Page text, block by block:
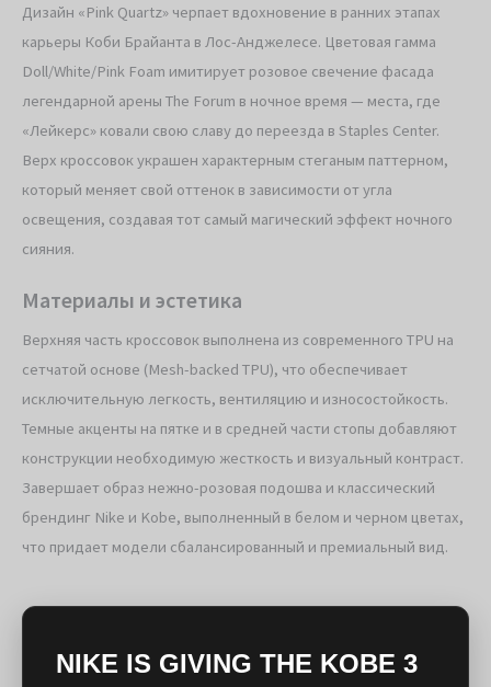
Дизайн «Pink Quartz» черпает вдохновение в ранних этапах
карьеры Коби Брайанта в Лос-Анджелесе. Цветовая гамма
Doll/White/Pink Foam имитирует розовое свечение фасада
легендарной арены The Forum в ночное время — места, где
«Лейкерс» ковали свою славу до переезда в Staples Center.
Верх кроссовок украшен характерным стеганым паттерном,
который меняет свой оттенок в зависимости от угла
освещения, создавая тот самый магический эффект ночного
сияния.
Материалы и эстетика
Верхняя часть кроссовок выполнена из современного TPU на
сетчатой основе (Mesh-backed TPU), что обеспечивает
исключительную легкость, вентиляцию и износостойкость.
Темные акценты на пятке и в средней части стопы добавляют
конструкции необходимую жесткость и визуальный контраст.
Завершает образ нежно-розовая подошва и классический
брендинг Nike и Kobe, выполненный в белом и черном цветах,
что придает модели сбалансированный и премиальный вид.
NIKE IS GIVING THE KOBE 3